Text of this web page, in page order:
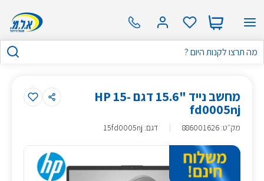
מחשב נייד "15.6 דגם HP 15-
fd0005nj
מק״ט:
886001626 דגם: 15fd0005nj